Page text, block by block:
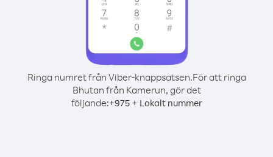
Ringa numret från Viber-knappsatsen.För att ringa
Bhutan från Kamerun, gör det
följande:+975+ Lokalt nummer